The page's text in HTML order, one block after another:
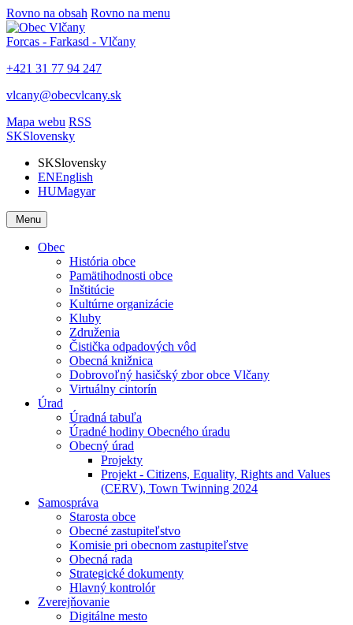
Rovno na obsah Rovno na menu
Forcas - Farkasd - Vlčany
+421 31 77 94 247
vlcany@obecvlcany.sk
Mapa webu RSS
SKSlovensky
SKSlovensky
ENEnglish
HUMagyar
Menu
Obec
História obce
Pamätihodnosti obce
Inštitúcie
Kultúrne organizácie
Kluby
Združenia
Čistička odpadových vôd
Obecná knižnica
Dobrovoľný hasičský zbor obce Vlčany
Virtuálny cintorín
Úrad
Úradná tabuľa
Úradné hodiny Obecného úradu
Obecný úrad
Projekty
Projekt - Citizens, Equality, Rights and Values
(CERV), Town Twinning 2024
Samospráva
Starosta obce
Obecné zastupiteľstvo
Komisie pri obecnom zastupiteľstve
Obecná rada
Strategické dokumenty
Hlavný kontrolór
Zverejňovanie
Digitálne mesto